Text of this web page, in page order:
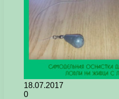
18.07.2017
0